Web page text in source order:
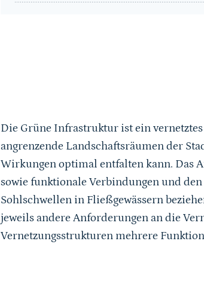
Die Grüne Infrastruktur ist ein
angrenzende Landschaftsräumen der
Wirkungen optimal entfalten kann. Das
sowie funktionale Verbindungen und
Sohlschwellen in Fließgewässern
jeweils andere Anforderungen an die
Vernetzungsstrukturen mehrere